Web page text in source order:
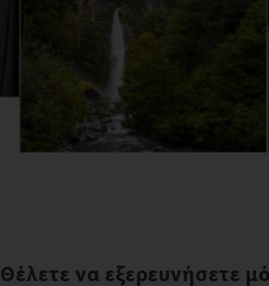
Θέλετε να εξερευνήσετε